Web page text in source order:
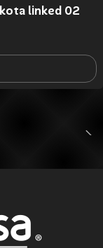
linked 02